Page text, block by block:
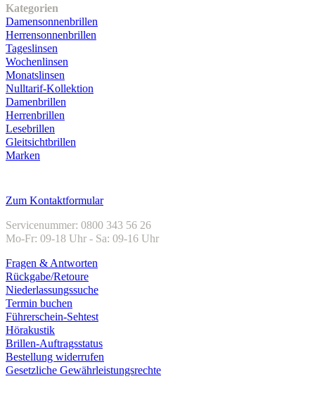
Kategorien
Damensonnenbrillen
Herrensonnenbrillen
Tageslinsen
Wochenlinsen
Monatslinsen
Nulltarif-Kollektion
Damenbrillen
Herrenbrillen
Lesebrillen
Gleitsichtbrillen
Marken
Zum Kontaktformular
Servicenummer: 0800 343 56 26
Mo-Fr: 09-18 Uhr - Sa: 09-16 Uhr
Fragen & Antworten
Rückgabe/Retoure
Niederlassungssuche
Termin buchen
Führerschein-Sehtest
Hörakustik
Brillen-Auftragsstatus
Bestellung widerrufen
Gesetzliche Gewährleistungsrechte